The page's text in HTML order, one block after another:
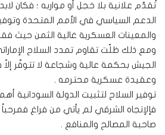
تُقدّم علانية بلا خجل أو مواربه ؛ فكان
الدعم السياسي في الأمم المتحدة
والمعينات العسكرية غالية الثمن حيث
ومع ذلك ظلّت تقاوم تمدد السلاح
الجيش بحكمة عالية وشجاعة لا تتوفّر
وعقيدة عسكرية محترمه .
توفير السلاح لتثبيت الدولة السودانية
فإلإتجاه الشرقي لم يأتي من فراغ فمرحباً
صاحبة المصالح والمنافع .